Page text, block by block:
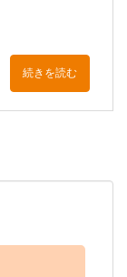
続きを読む